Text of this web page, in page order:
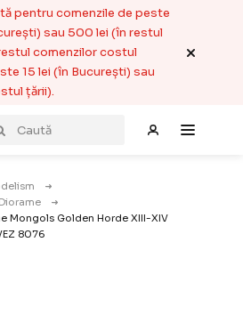
pentru comenzile de peste
sau 500 lei (în restul
comenzilor costul
15 lei (în București) sau
țării).
Mongols Golden Horde XIII-XIV
8076